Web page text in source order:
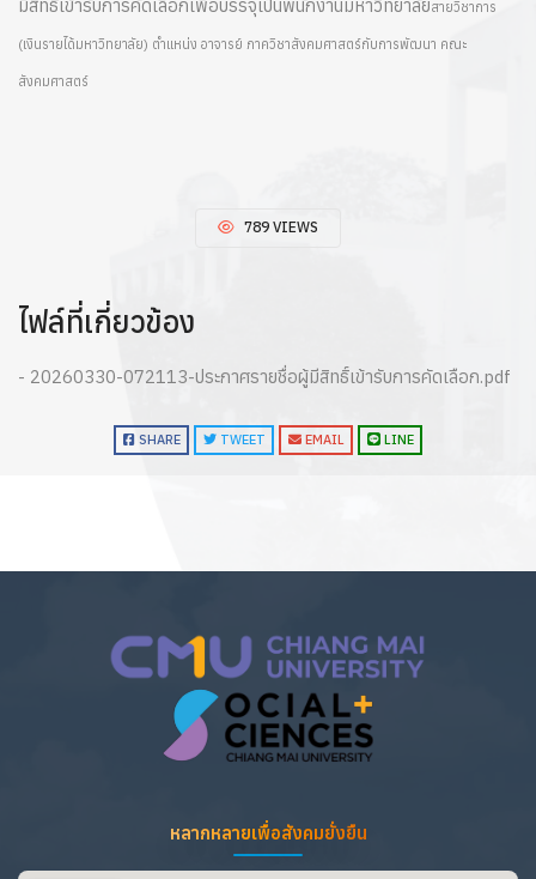
มีสิทธิ์เข้ารับการคัดเลือกเพื่อบรรจุเป็นพนักงานมหาวิทยาลัยสายวิชาการ
(เงินรายได้มหาวิทยาลัย) ตำแหน่ง อาจารย์ ภาควิชาสังคมศาสตร์กับการพัฒนา คณะ
สังคมศาสตร์
789 VIEWS
ไฟล์ที่เกี่ยวข้อง
- 20260330-072113-ประกาศรายชื่อผู้มีสิทธิ์เข้ารับการคัดเลือก.pdf
SHARE TWEET EMAIL LINE
หลากหลายเพื่อสังคมยั่งยืน